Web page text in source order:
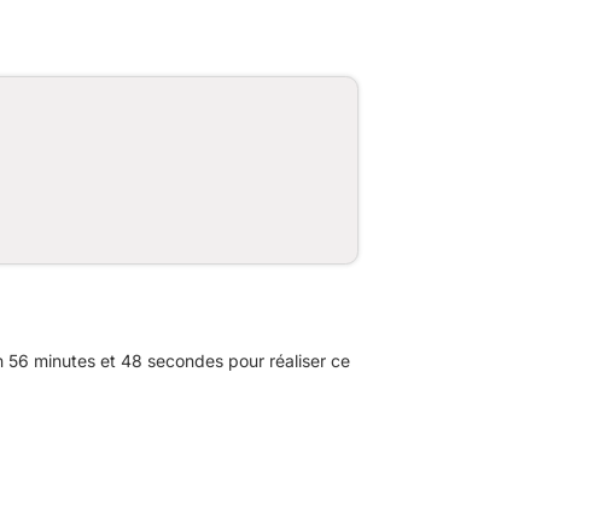
minutes et 48 secondes pour réaliser ce